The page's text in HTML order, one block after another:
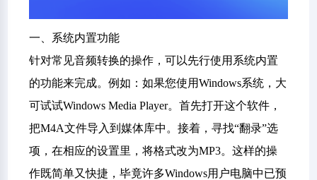
一、系统内置功能
针对常见音频转换的操作，可以先行使用系统内置
的功能来完成。例如：如果您使用Windows系统，大
可试试Windows Media Player。首先打开这个软件，
把M4A文件导入到媒体库中。接着，寻找“翻录”选
项，在相应的设置里，将格式改为MP3。这样的操
作既简单又快捷，毕竟许多Windows用户电脑中已预